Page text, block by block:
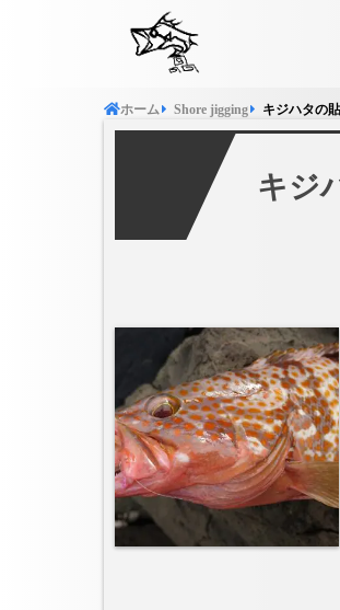
Top water
アオリイカ キジハタ
ホーム Shore jigging キジハタの
キジ